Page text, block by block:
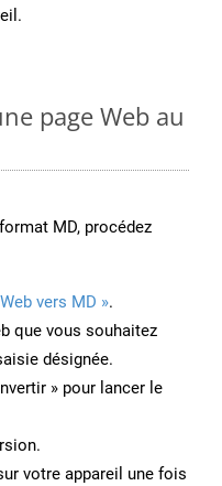
page Web au
MD, procédez
vers MD ».
que vous souhaitez
désignée.
» pour lancer le
votre appareil une fois